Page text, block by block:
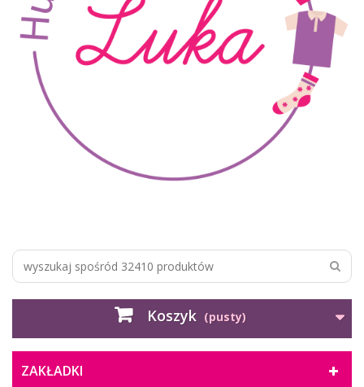
Koszyk (pusty)
ZAKŁADKI